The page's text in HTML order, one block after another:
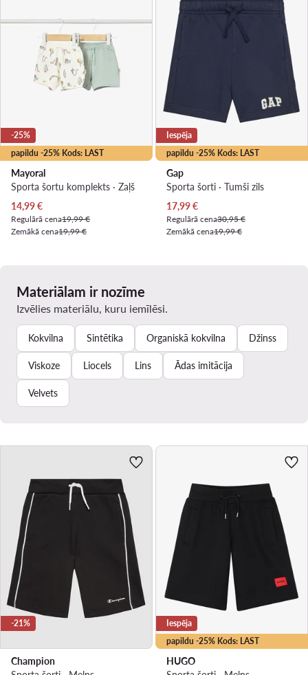
papildu -25% Kods: LAST
-25%
Mayoral
Sporta šortu komplekts · Zaļš
Pašreizējā cena
14,99€
Regulārā cena19,99 €
Zemākā cena19,99 €
papildu -25% Kods: LAST
Iespēja
Gap
Sporta šorti · Tumši zils
Pašreizējā cena
17,99€
Regulārā cena30,95 €
Zemākā cena19,99 €
Materiālam ir nozīme
Izvēlies materiālu, kuru iemīlēsi.
Kokvilna Sintētika Organiskā kokvilna Džinss
Viskoze Liocels Lins Ādas imitācija
Velvets
-21%
Champion
papildu -25% Kods: LAST
Iespēja
HUGO